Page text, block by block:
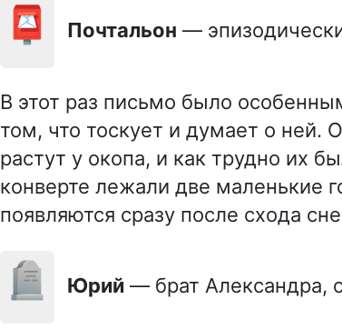
📮 Почтальон —
В этот раз письмо было
том, что тоскует и думает о ней.
растут у окопа, и как трудно их
конверте лежали две маленькие
появляются сразу после схода
🪦 Юрий — брат Александра,